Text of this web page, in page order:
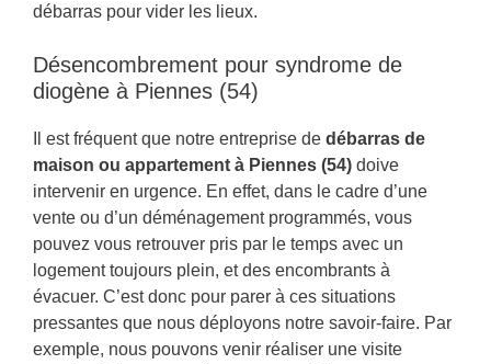
débarras pour vider les lieux.
Désencombrement pour syndrome de
diogène à Piennes (54)
Il est fréquent que notre entreprise de débarras de
maison ou appartement à Piennes (54) doive
intervenir en urgence. En effet, dans le cadre d’une
vente ou d’un déménagement programmés, vous
pouvez vous retrouver pris par le temps avec un
logement toujours plein, et des encombrants à
évacuer. C’est donc pour parer à ces situations
pressantes que nous déployons notre savoir-faire. Par
exemple, nous pouvons venir réaliser une visite